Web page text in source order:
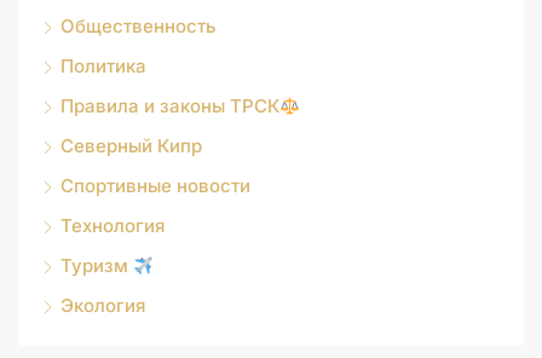
Общественность
Политика
Правила и законы ТРСК
Северный Кипр
Спортивные новости
Технология
Туризм
Экология